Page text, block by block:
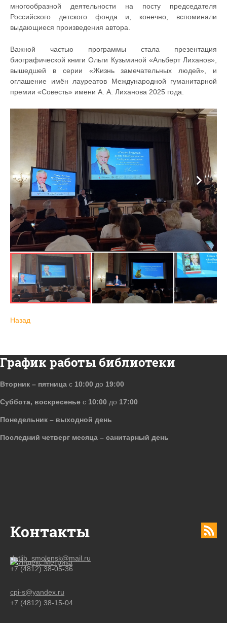
многообразной деятельности на посту председателя
Российского детского фонда и, конечно, вспоминали
выдающиеся произведения автора.
Важной частью программы стала презентация
биографической книги Ольги Кузьминой «Альберт Лиханов»,
вышедшей в серии «Жизнь замечательных людей», и
оглашение имён лауреатов Международной гуманитарной
премии «Совесть» имени А. А. Лиханова 2025 года.
Назад
Контакты
detlib_smolensk@mail.ru
+7 (4812) 38-05-36
cpi-s@yandex.ru
+7 (4812) 38-15-04
График работы библиотеки
Вторник – пятница с 10:00 до 19:00
Суббота, воскресенье с 10:00 до 17:00
Понедельник – выходной день
Последний четверг месяца – санитарный день